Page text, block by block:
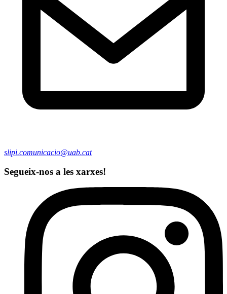
slipi.comunicacio@uab.cat
Segueix-nos a les xarxes!